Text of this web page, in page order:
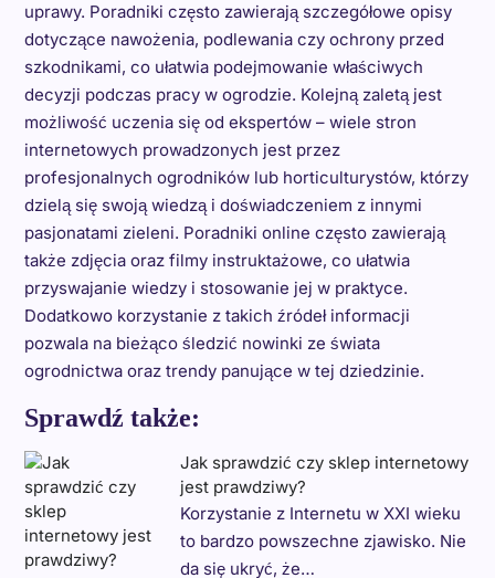
uprawy. Poradniki często zawierają szczegółowe opisy
dotyczące nawożenia, podlewania czy ochrony przed
szkodnikami, co ułatwia podejmowanie właściwych
decyzji podczas pracy w ogrodzie. Kolejną zaletą jest
możliwość uczenia się od ekspertów – wiele stron
internetowych prowadzonych jest przez
profesjonalnych ogrodników lub horticulturystów, którzy
dzielą się swoją wiedzą i doświadczeniem z innymi
pasjonatami zieleni. Poradniki online często zawierają
także zdjęcia oraz filmy instruktażowe, co ułatwia
przyswajanie wiedzy i stosowanie jej w praktyce.
Dodatkowo korzystanie z takich źródeł informacji
pozwala na bieżąco śledzić nowinki ze świata
ogrodnictwa oraz trendy panujące w tej dziedzinie.
Sprawdź także:
Jak sprawdzić czy sklep internetowy
jest prawdziwy?
Korzystanie z Internetu w XXI wieku
to bardzo powszechne zjawisko. Nie
da się ukryć, że…